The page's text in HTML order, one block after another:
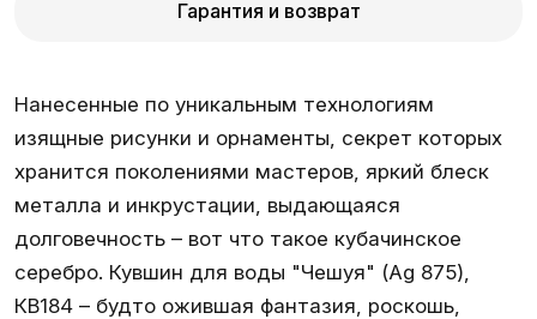
Гарантия и возврат
Нанесенные по уникальным технологиям
изящные рисунки и орнаменты, секрет которых
хранится поколениями мастеров, яркий блеск
металла и инкрустации, выдающаяся
долговечность – вот что такое кубачинское
серебро. Кувшин для воды "Чешуя" (Ag 875),
КВ184 – будто ожившая фантазия, роскошь,